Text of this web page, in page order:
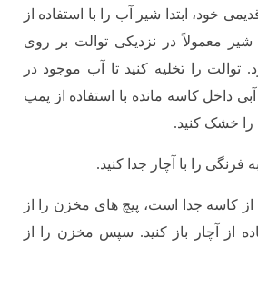
خود، ابتدا شیر آب را با استفاده از
شیر معمولاً در نزدیکی توالت بر روی
توالت را تخلیه کنید تا آب موجود در
داخل کاسه مانده با استفاده از پمپ
را خشک کنید.
را با آچار جدا کنید.
کاسه جدا است، پیچ های مخزن را از
از آچار باز کنید. سپس مخزن را از